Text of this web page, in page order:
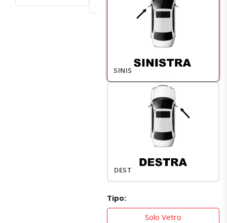
SINISTRO
DESTRO
Tipo:
Solo Vetro